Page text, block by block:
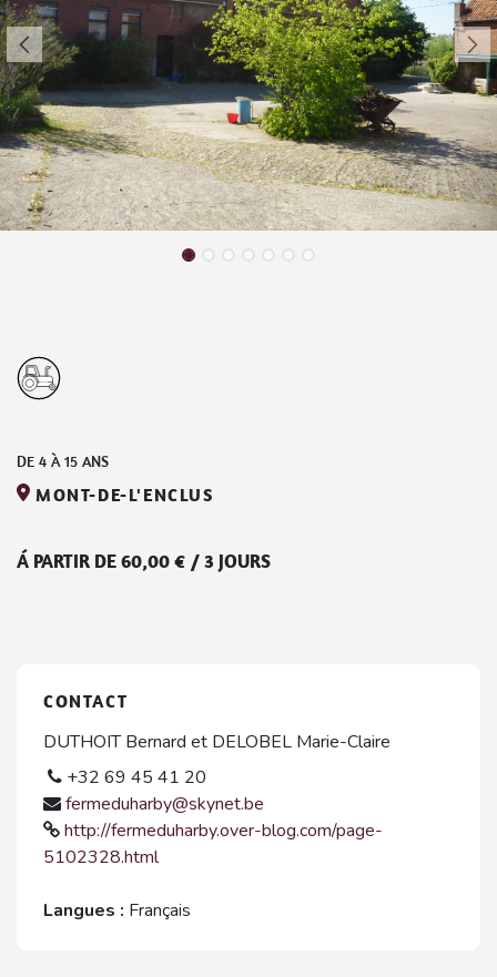
DE 4 À15 ANS
MONT-DE-L'ENCLUS
Á PARTIR DE60,00€ /3 JOURS
CONTACT
DUTHOIT Bernard et DELOBEL Marie-Claire
+32 69 45 41 20
fermeduharby@skynet.be
http://fermeduharby.over-blog.com/page-
5102328.html
Langues : Français